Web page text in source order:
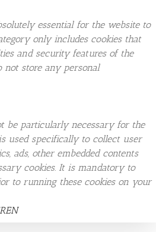
essential for the website to
only includes cookies that
and security features of the
not store any personal
be particularly necessary for the
used specifically to collect user
ads, other embedded contents
cookies. It is mandatory to
to running these cookies on your